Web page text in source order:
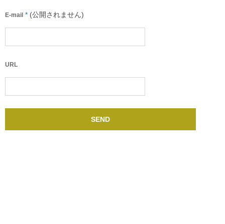
E-mail * (公開されません)
URL